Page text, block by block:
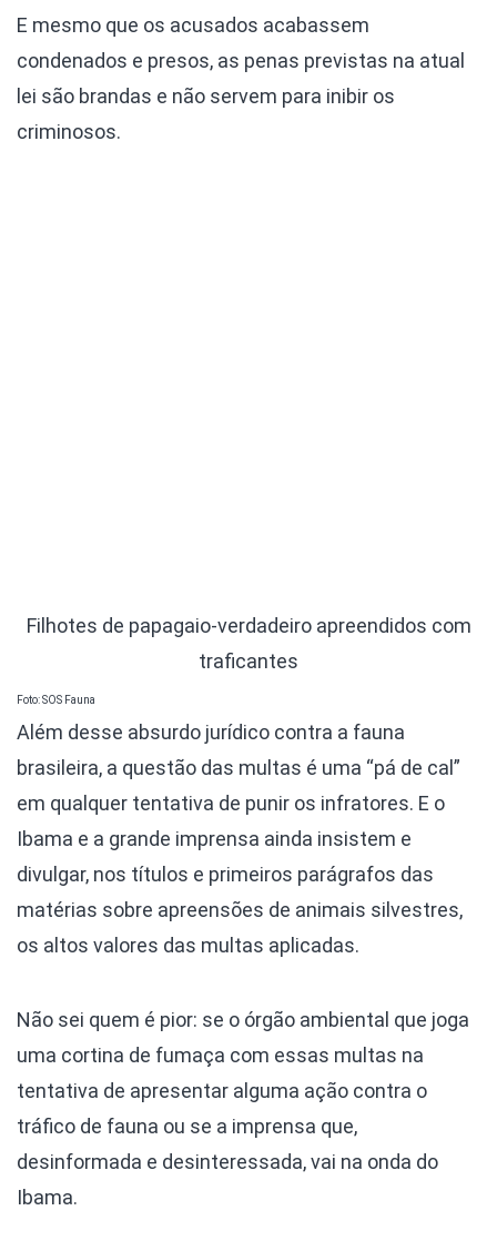
E mesmo que os acusados acabassem
condenados e presos, as penas previstas na atual
lei são brandas e não servem para inibir os
criminosos.
Filhotes de papagaio-verdadeiro apreendidos com
traficantes
Foto: SOS Fauna
Além desse absurdo jurídico contra a fauna
brasileira, a questão das multas é uma “pá de cal”
em qualquer tentativa de punir os infratores. E o
Ibama e a grande imprensa ainda insistem e
divulgar, nos títulos e primeiros parágrafos das
matérias sobre apreensões de animais silvestres,
os altos valores das multas aplicadas.
Não sei quem é pior: se o órgão ambiental que joga
uma cortina de fumaça com essas multas na
tentativa de apresentar alguma ação contra o
tráfico de fauna ou se a imprensa que,
desinformada e desinteressada, vai na onda do
Ibama.